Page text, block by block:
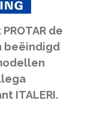
de
beëindigd
ITALERI.